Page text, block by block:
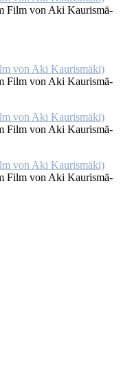
Film von Aki Kau­ris­mä­
Film von Aki Kau­ris­mä­
Film von Aki Kau­ris­mä­
Film von Aki Kau­ris­mä­